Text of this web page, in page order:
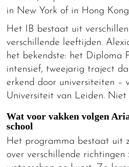
in New York of in Hong
Het IB bestaat uit
verschillende leeftijden.
het bekendste: het Diploma
intensief, tweejarig traject
erkend door universiteiten –
Universiteit van Leiden. Niet
Wat voor vakken volgen
school
Het programma bestaat uit
over verschillende richtingen